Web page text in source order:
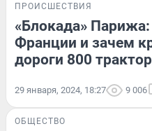
ПРОИСШЕСТВИЯ
«Блокада»
Франции и зачем
дороги 800
29 января, 2024, 18:27 9 006
ОБЩЕСТВО